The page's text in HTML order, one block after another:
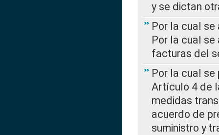
y se dictan
Por la cual se
Por la cual
facturas del
Por la cual
Artículo 4 de
medidas
acuerdo de
suministro y